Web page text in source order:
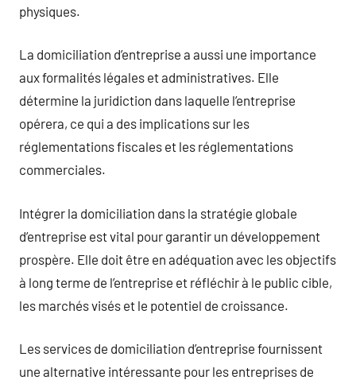
physiques.
La domiciliation d’entreprise a aussi une importance
aux formalités légales et administratives. Elle
détermine la juridiction dans laquelle l’entreprise
opérera, ce qui a des implications sur les
réglementations fiscales et les réglementations
commerciales.
Intégrer la domiciliation dans la stratégie globale
d’entreprise est vital pour garantir un développement
prospère. Elle doit être en adéquation avec les objectifs
à long terme de l’entreprise et réfléchir à le public cible,
les marchés visés et le potentiel de croissance.
Les services de domiciliation d’entreprise fournissent
une alternative intéressante pour les entreprises de